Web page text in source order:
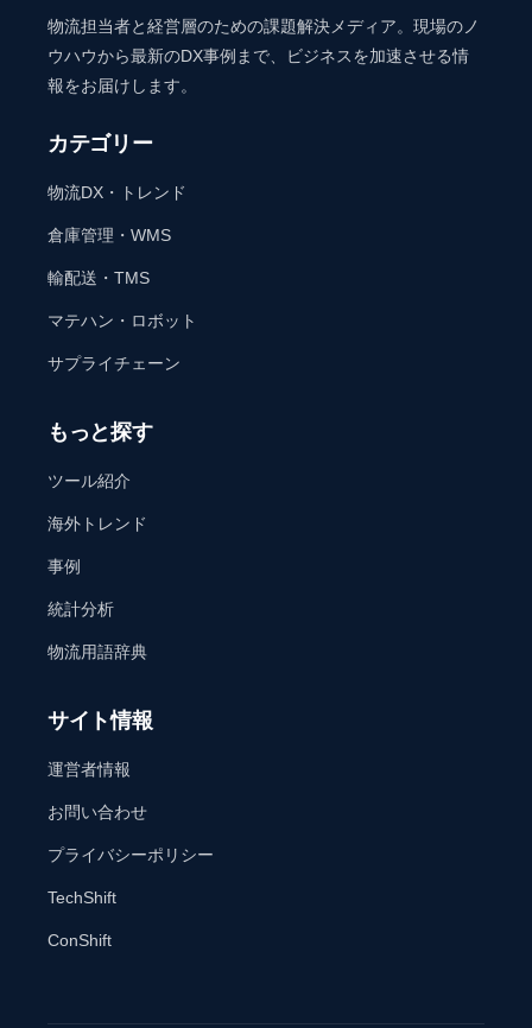
物流担当者と経営層のための課題解決メディア。現場のノ
ウハウから最新のDX事例まで、ビジネスを加速させる情
報をお届けします。
カテゴリー
物流DX・トレンド
倉庫管理・WMS
輸配送・TMS
マテハン・ロボット
サプライチェーン
もっと探す
ツール紹介
海外トレンド
事例
統計分析
物流用語辞典
サイト情報
運営者情報
お問い合わせ
プライバシーポリシー
TechShift
ConShift